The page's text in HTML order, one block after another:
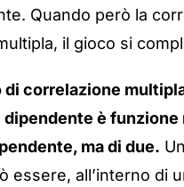
Quando però la
il gioco si
di correlazione
è funzione
ma di due.
essere, all’interno di